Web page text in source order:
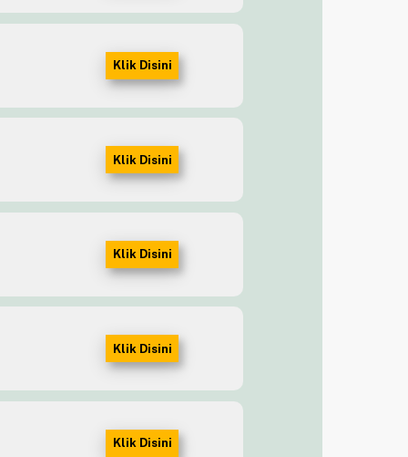
Klik Disini
Klik Disini
Klik Disini
Klik Disini
Klik Disini